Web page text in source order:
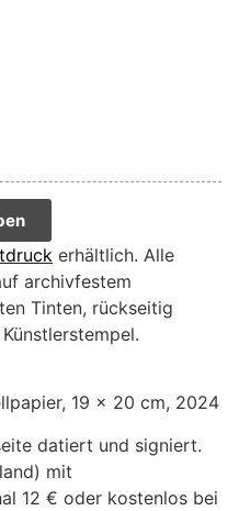
erhältlich. Alle
archivfestem
Tinten, rückseitig
19 x 20 cm, 2024
datiert und signiert.
mit
12 € oder kostenlos bei